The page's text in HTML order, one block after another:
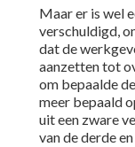
Maar er is wel
verschuldigd,
dat de
aanzetten tot
om bepaalde
meer bepaald
uit een zware
van de derde